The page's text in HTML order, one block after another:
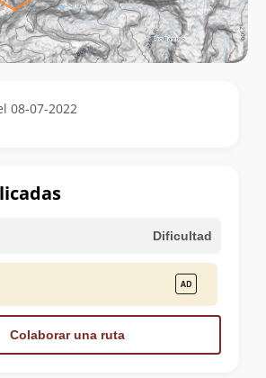
08-07-2022
Dificultad
Colaborar una ruta